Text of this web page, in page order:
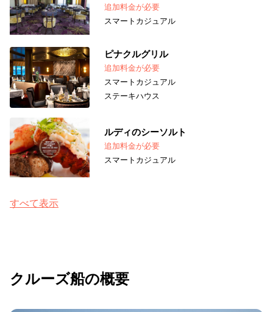
追加料金が必要
スマートカジュアル
ピナクルグリル
追加料金が必要
スマートカジュアル
ステーキハウス
ルディのシーソルト
追加料金が必要
スマートカジュアル
すべて表示
クルーズ船の概要